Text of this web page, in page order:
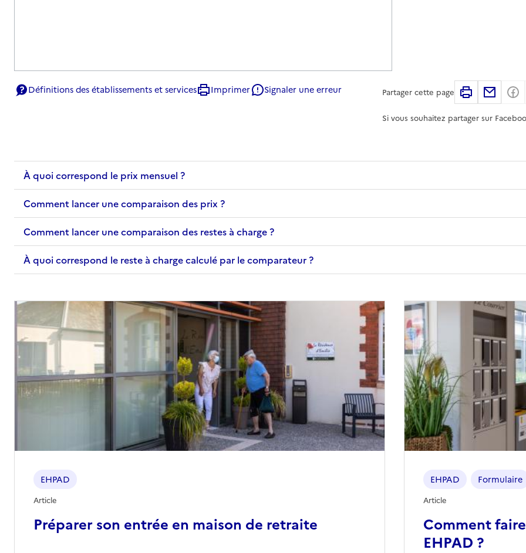
Définitions des établissements et services Imprimer Signaler une erreur Partager cette page Imprimer
Si vous souhaitez partager sur
À quoi correspond le prix mensuel ?
Comment lancer une comparaison des prix ?
Comment lancer une comparaison des restes à charge ?
À quoi correspond le reste à charge calculé par le comparateur ?
Préparer son entrée en maison de retraite
EHPAD
Article
Comment
EHPAD ?
EHPAD Formulaire
Article